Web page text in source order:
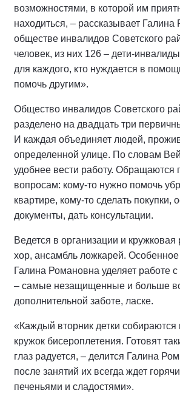
возможностями, в которой им
находиться, – рассказывает
обществе инвалидов Советского
человек, из них 126 – дети-
для каждого, кто нуждается в
помочь другим».
Общество инвалидов Советского
разделено на двадцать три
И каждая объединяет людей,
определенной улице. По словам
удобнее вести работу. Обращаются
вопросам: кому-то нужно помочь
квартире, кому-то сделать покупки,
документы, дать консультации.
Ведется в организации и кружковая
хор, ансамбль ложкарей.
Галина Романовна уделяет работе
– самые незащищенные и больше
дополнительной заботе, ласке.
«Каждый вторник детки собираются
кружок бисероплетения. Готовят
глаз радуется, – делится Галина
после занятий их всегда ждет
печеньями и сладостями».